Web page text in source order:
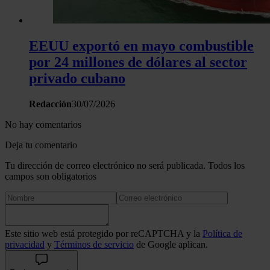
EEUU exportó en mayo combustible
por 24 millones de dólares al sector
privado cubano
Redacción30/07/2026
No hay comentarios
Deja tu comentario
Tu dirección de correo electrónico no será publicada. Todos los
campos son obligatorios
Este sitio web está protegido por reCAPTCHA y la Política de
privacidad y Términos de servicio de Google aplican.